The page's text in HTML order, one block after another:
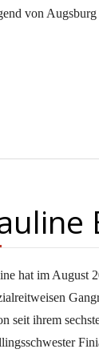
von Augsburg
hat im August
seit ihrem